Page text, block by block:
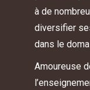
à de
diversifier
dans le
Amoureuse